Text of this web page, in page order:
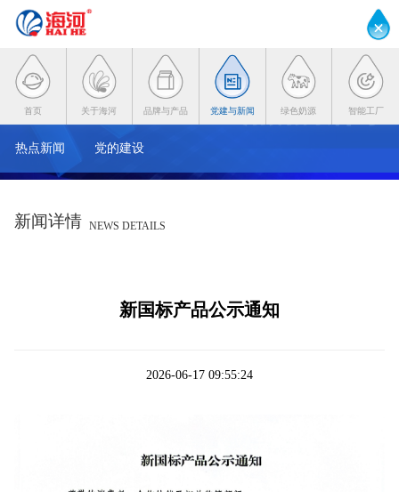
首页 关于海河 品牌与产品 党建与新闻
热点新闻 党的建设
绿色奶源 智能工厂
新闻详情 NEWS DETAILS
新国标产品公示通知
2026-06-17 09:55:24